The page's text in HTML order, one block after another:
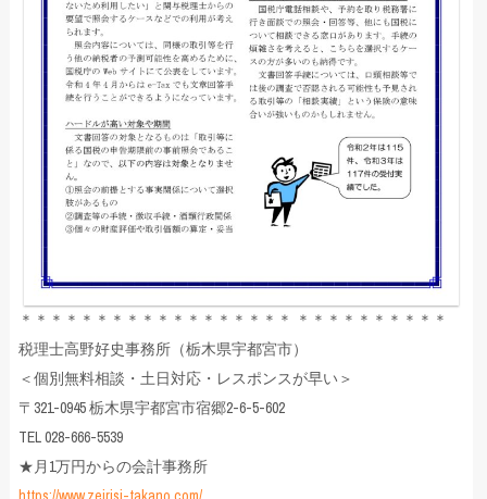
＊＊＊＊＊＊＊＊＊＊＊＊＊＊＊＊＊＊ ＊＊＊＊＊＊＊＊＊＊
税理士高野好史事務所（栃木県宇都宮市）
＜個別無料相談・土日対応・レスポンスが早い＞
〒321-0945 栃木県宇都宮市宿郷2-6-5-602
TEL 028-666-5539
★月1万円からの会計事務所